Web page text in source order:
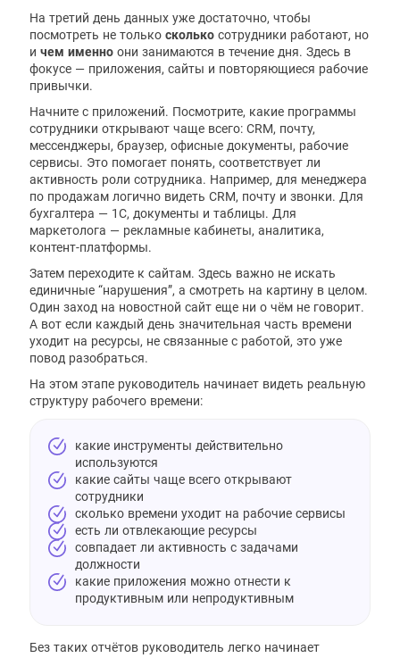
На третий день данных уже достаточно, чтобы
посмотреть не только сколькосотрудники работают, но
и чем именноони занимаются в течение дня. Здесь в
фокусе — приложения, сайты и повторяющиеся рабочие
привычки.
Начните с приложений. Посмотрите, какие программы
сотрудники открывают чаще всего: CRM, почту,
мессенджеры, браузер, офисные документы, рабочие
сервисы. Это помогает понять, соответствует ли
активность роли сотрудника. Например, для менеджера
по продажам логично видеть CRM, почту и звонки. Для
бухгалтера — 1С, документы и таблицы. Для
маркетолога — рекламные кабинеты, аналитика,
контент-платформы.
Затем переходите к сайтам. Здесь важно не искать
единичные “нарушения”, а смотреть на картину в целом.
Один заход на новостной сайт еще ни о чём не говорит.
А вот если каждый день значительная часть времени
уходит на ресурсы, не связанные с работой, это уже
повод разобраться.
На этом этапе руководитель начинает видеть реальную
структуру рабочего времени:
какие инструменты действительно
используются
какие сайты чаще всего открывают
сотрудники
сколько времени уходит на рабочие сервисы
есть ли отвлекающие ресурсы
совпадает ли активность с задачами
должности
какие приложения можно отнести к
продуктивным или непродуктивным
Без таких отчётов руководитель легко начинает